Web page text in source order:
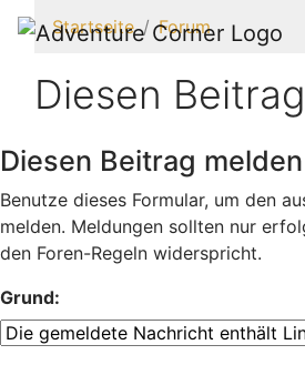
Startseite Forum
Diesen
Diesen Beitrag melden
Benutze dieses Formular, um den
melden. Meldungen sollten nur
den Foren-Regeln widerspricht.
Grund: